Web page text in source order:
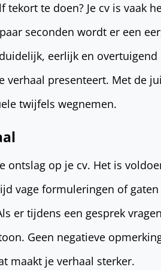
te doen? Je cv is vaak
seconden wordt er een
eerlijk en overtuigend
verhaal presenteert. Met de
twijfels wegnemen.
ontslag op je cv. Het is
vage formuleringen of
er tijdens een gesprek
Geen negatieve
maakt je verhaal sterker.